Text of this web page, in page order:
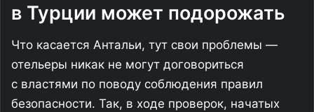
в Турции может подорожать
Что касается Антальи, тут свои проблемы —
отельеры никак не могут договориться
с властями по поводу соблюдения правил
безопасности. Так, в ходе проверок, начатых